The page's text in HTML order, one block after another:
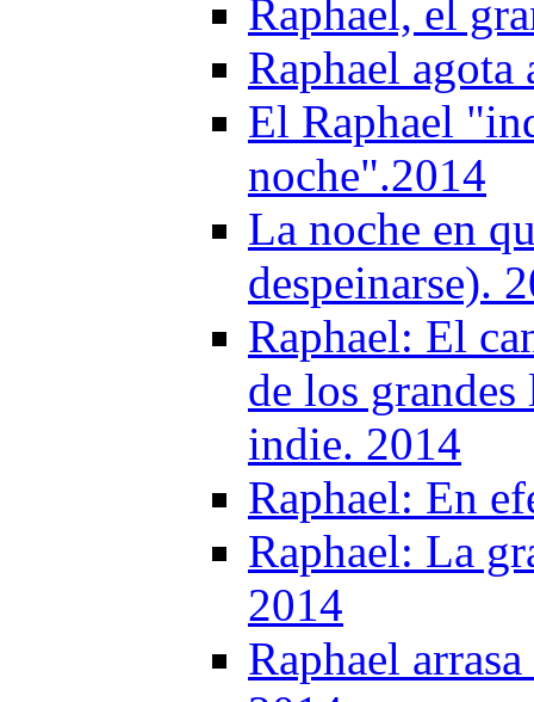
Raphael, el
Raphael
El Raphael
noche".2014
La noche en
despeinarse).
Raphael: El
de los
indie. 2014
Raphael: En
Raphael: La
2014
Raphael